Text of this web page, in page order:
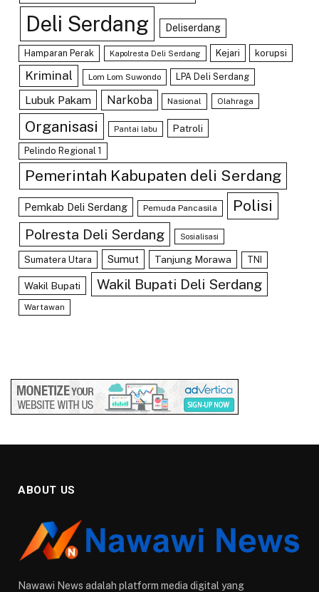
Deli Serdang Deliserdang
Hamparan Perak Kapolresta Deli Serdang Kejari korupsi
Kriminal Lom Lom Suwondo LPA Deli Serdang
Lubuk Pakam Narkoba Nasional Olahraga
Organisasi Pantai labu Patroli
Pelindo Regional 1
Pemerintah Kabupaten deli Serdang
Pemkab Deli Serdang Pemuda Pancasila Polisi
Polresta Deli Serdang Sosialisasi
Sumatera Utara Sumut Tanjung Morawa TNI
Wakil Bupati Wakil Bupati Deli Serdang
Wartawan
ABOUT US
Nawawi News adalah platform media digital yang